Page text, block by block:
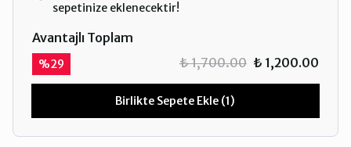
sepetinize eklenecektir!
Avantajlı Toplam
%29 ₺ 1,700.00 ₺ 1,200.00
Birlikte Sepete Ekle (1)